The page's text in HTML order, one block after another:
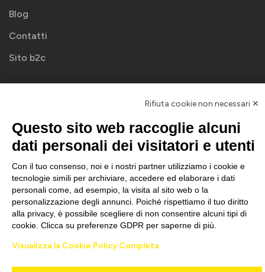
Blog
Contatti
Sito b2c
ISCRIVITI
GOMME & SERVICE ITALIA Srl Cod. Fiscale e Partita IVA 02650940998
Privacy policy
–
Rifiuta cookie non necessari ✕
Questo sito web raccoglie alcuni
dati personali dei visitatori e utenti
Con il tuo consenso, noi e i nostri partner utilizziamo i cookie e
tecnologie simili per archiviare, accedere ed elaborare i dati
personali come, ad esempio, la visita al sito web o la
personalizzazione degli annunci. Poiché rispettiamo il tuo diritto
alla privacy, è possibile scegliere di non consentire alcuni tipi di
cookie. Clicca su preferenze GDPR per saperne di più.
Visualizza la Cookie Policy Completa